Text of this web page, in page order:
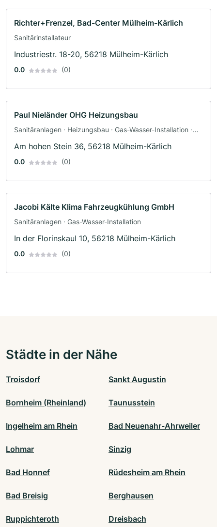
Richter+Frenzel, Bad-Center Mülheim-Kärlich
Sanitärinstallateur
Industriestr. 18-20, 56218 Mülheim-Kärlich
0.0 (0)
Paul Nieländer OHG Heizungsbau
Sanitäranlagen · Heizungsbau · Gas-Wasser-Installation ·
Am hohen Stein 36, 56218 Mülheim-Kärlich
0.0 (0)
Jacobi Kälte Klima Fahrzeugkühlung GmbH
Sanitäranlagen · Gas-Wasser-Installation
In der Florinskaul 10, 56218 Mülheim-Kärlich
0.0 (0)
Städte in der Nähe
Troisdorf Sankt Augustin
Bornheim (Rheinland) Taunusstein
Ingelheim am Rhein Bad Neuenahr-Ahrweiler
Lohmar Sinzig
Bad Honnef Rüdesheim am Rhein
Bad Breisig Berghausen
Ruppichteroth Dreisbach